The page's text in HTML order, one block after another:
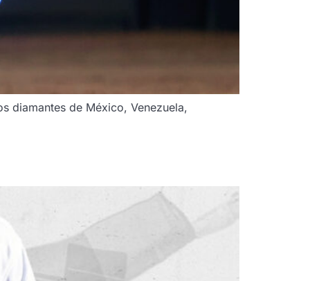
diamantes de México, Venezuela,